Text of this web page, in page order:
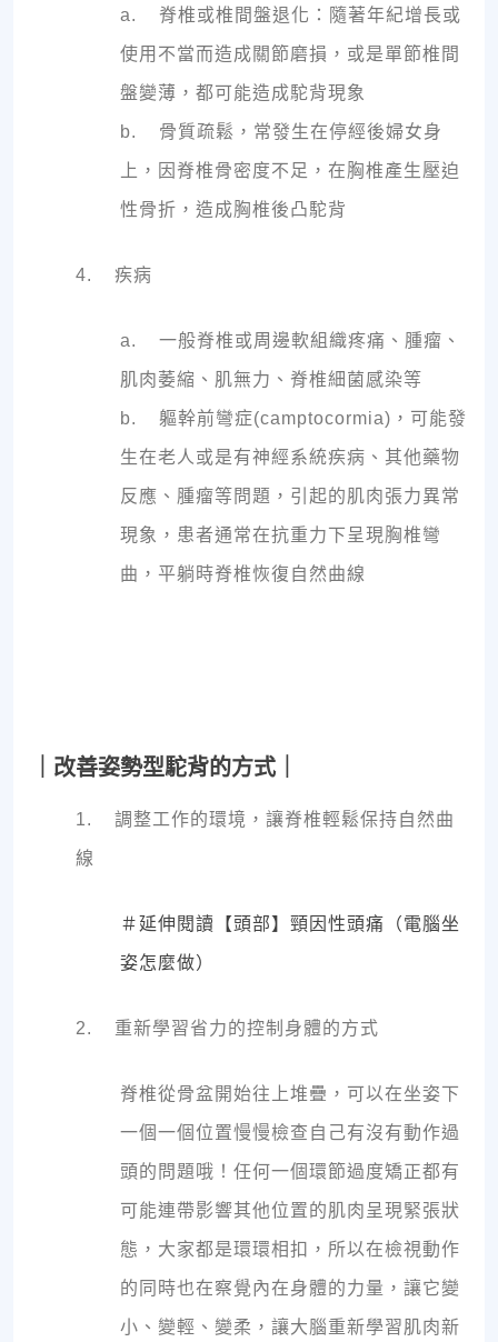
a. 脊椎或椎間盤退化：隨著年紀增長或
使用不當而造成關節磨損，或是單節椎間
盤變薄，都可能造成駝背現象
b. 骨質疏鬆，常發生在停經後婦女身
上，因脊椎骨密度不足，在胸椎產生壓迫
性骨折，造成胸椎後凸駝背
4. 疾病
a. 一般脊椎或周邊軟組織疼痛、腫瘤、
肌肉萎縮、肌無力、脊椎細菌感染等
b. 軀幹前彎症(camptocormia)，可能發
生在老人或是有神經系統疾病、其他藥物
反應、腫瘤等問題，引起的肌肉張力異常
現象，患者通常在抗重力下呈現胸椎彎
曲，平躺時脊椎恢復自然曲線
｜改善姿勢型駝背的方式｜
1. 調整工作的環境，讓脊椎輕鬆保持自然曲
線
＃延伸閱讀【頭部】頸因性頭痛（電腦坐
姿怎麼做）
2. 重新學習省力的控制身體的方式
脊椎從骨盆開始往上堆疊，可以在坐姿下
一個一個位置慢慢檢查自己有沒有動作過
頭的問題哦！任何一個環節過度矯正都有
可能連帶影響其他位置的肌肉呈現緊張狀
態，大家都是環環相扣，所以在檢視動作
的同時也在察覺內在身體的力量，讓它變
小、變輕、變柔，讓大腦重新學習肌肉新